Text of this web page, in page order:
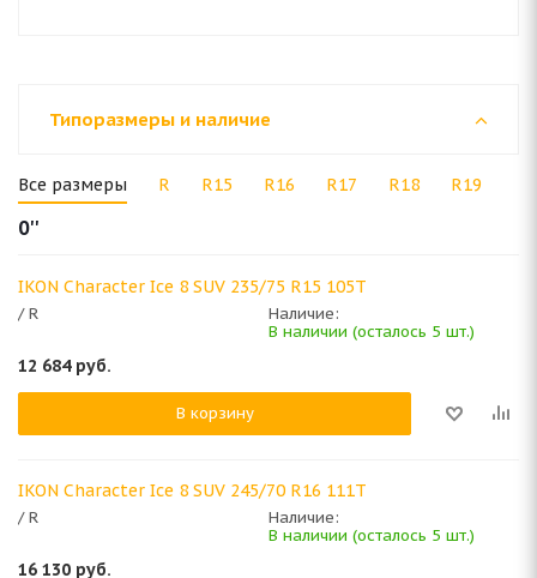
Типоразмеры и наличие
Все размеры R R15 R16 R17 R18 R19
0''
IKON Character Ice 8 SUV 235/75 R15 105T
/ R
Наличие:
В наличии (осталось 5 шт.)
12 684руб.
В корзину
IKON Character Ice 8 SUV 245/70 R16 111T
/ R
Наличие:
В наличии (осталось 5 шт.)
16 130 руб.